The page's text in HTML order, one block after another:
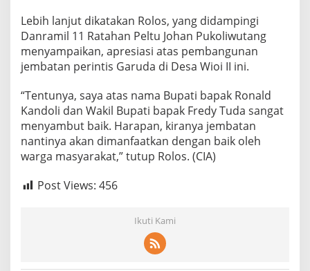
a
p
M
e
n
u
k
u
n
g
P
Lebih lanjut dikatakan Rolos, yang didampingi
Danramil 11 Ratahan Peltu Johan Pukoliwutang
menyampaikan, apresiasi atas pembangunan
jembatan perintis Garuda di Desa Wioi II ini.
“Tentunya, saya atas nama Bupati bapak Ronald
Kandoli dan Wakil Bupati bapak Fredy Tuda sangat
menyambut baik. Harapan, kiranya jembatan
nantinya akan dimanfaatkan dengan baik oleh
warga masyarakat,” tutup Rolos. (CIA)
Post Views: 456
Ikuti Kami